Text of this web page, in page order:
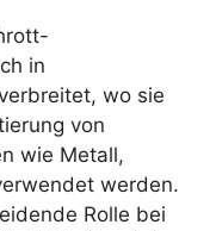
in
wo sie
von
wie Metall,
werden.
Rolle bei